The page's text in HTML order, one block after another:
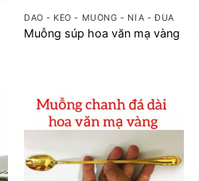
DAO - KÉO - MUỖNG - NĨA - ĐŨA
Muỗng súp hoa văn mạ vàng